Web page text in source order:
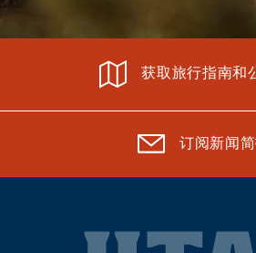
获取旅行指南和
订阅新闻